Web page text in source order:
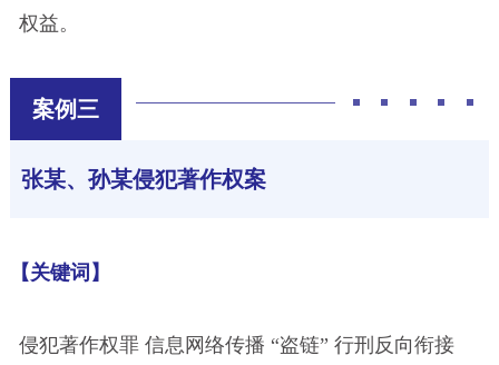
权益。
案例三
张某、孙某侵犯著作权案
【关键词】
侵犯著作权罪 信息网络传播 “盗链” 行刑反向衔接